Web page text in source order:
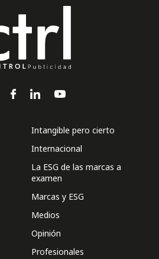
Intangible pero cierto
Internacional
La ESG de las marcas a
examen
Marcas y ESG
Medios
Opinión
Profesionales